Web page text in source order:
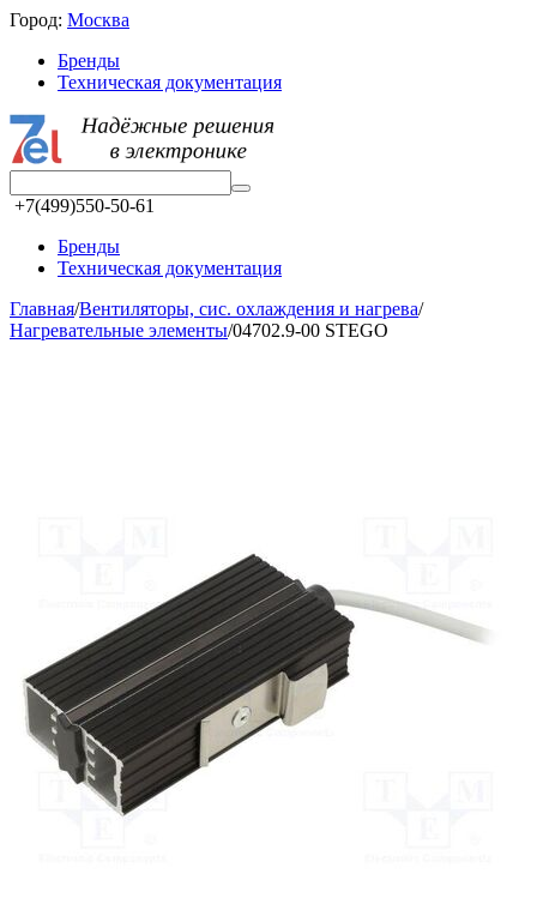
Город: Москва
Бренды
Техническая документация
+7(499)550-50-61
Бренды
Техническая документация
Главная/Вентиляторы, сис. охлаждения и нагрева/
Нагревательные элементы/04702.9-00 STEGO